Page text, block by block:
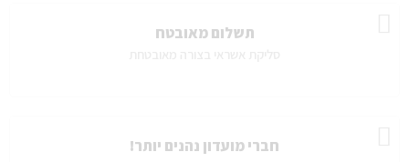
תשלום מאובטח
חברי מועדון נהנים יותר!